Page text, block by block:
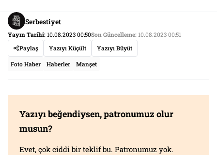
Serbestiyet
Yayın Tarihi:10.08.2023 00:50Son Güncelleme:10.08.2023 00:51
Paylaş
Yazıyı Küçült Yazıyı Büyüt
Foto Haber Haberler Manşet
Yazıyı beğendiysen, patronumuz olur
musun?
Evet, çok ciddi bir teklif bu. Patronumuz yok.